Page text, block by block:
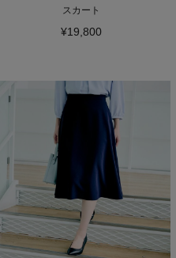
スカート
¥19,800